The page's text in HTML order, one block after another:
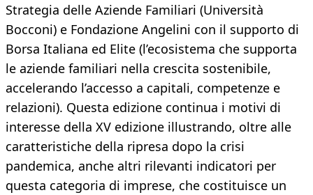
Strategia delle Aziende Familiari (Università
Bocconi) e Fondazione Angelini con il supporto di
Borsa Italiana ed Elite (l’ecosistema che supporta
le aziende familiari nella crescita sostenibile,
accelerando l’accesso a capitali, competenze e
relazioni). Questa edizione continua i motivi di
interesse della XV edizione illustrando, oltre alle
caratteristiche della ripresa dopo la crisi
pandemica, anche altri rilevanti indicatori per
questa categoria di imprese, che costituisce un